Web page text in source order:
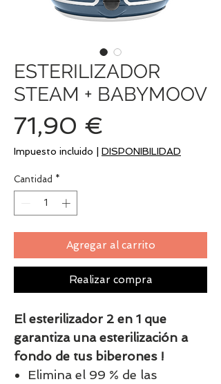
ESTERILIZADOR
STEAM + BABYMOOV
71,90 €
Impuesto incluido DISPONIBILIDAD
Cantidad *
Agregar al carrito
Realizar compra
El esterilizador 2 en 1 que
garantiza una esterilización a
fondo de tus biberones !
Elimina el 99 % de las